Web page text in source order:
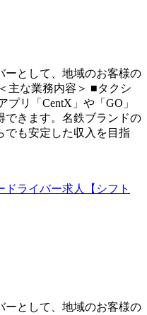
ーとして、地域のお客様の
主な業務内容＞ ■タクシ
リ「CentX」や「GO」
できます。名鉄ブランドの
でも安定した収入を目指
ライバー求人【シフト
ーとして、地域のお客様の